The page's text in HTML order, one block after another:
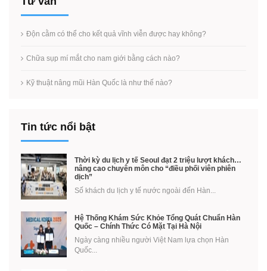
Độn cằm có thể cho kết quả vĩnh viễn được hay không?
Chữa sụp mí mắt cho nam giới bằng cách nào?
Kỹ thuật nâng mũi Hàn Quốc là như thế nào?
Tin tức nổi bật
Thời kỳ du lịch y tế Seoul đạt 2 triệu lượt khách…
nâng cao chuyên môn cho “điều phối viên phiên
dịch”
Số khách du lịch y tế nước ngoài đến Hàn...
Hệ Thống Khám Sức Khỏe Tổng Quát Chuẩn Hàn
Quốc – Chính Thức Có Mặt Tại Hà Nội
Ngày càng nhiều người Việt Nam lựa chọn Hàn
Quốc...